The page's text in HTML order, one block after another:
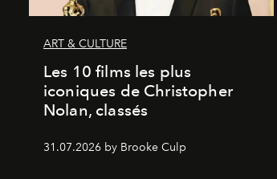
ART & CULTURE
Les 10 films les plus
iconiques de Christopher
Nolan, classés
31.07.2026 by Brooke Culp